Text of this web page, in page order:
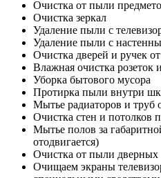
Очистка от пыли
Очистка зеркал
Удаление пыли с
Удаление пыли с
Очистка дверей и ручек
Влажная очистка розеток
Уборка бытового мусора
Протирка пыли внутри
Мытье радиаторов и труб
Очистка стен и потолков
Мытье полов за
отодвигается)
Очистка от пыли
Очищаем экраны